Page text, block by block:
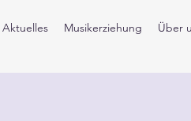
Aktuelles Musikerziehung Über